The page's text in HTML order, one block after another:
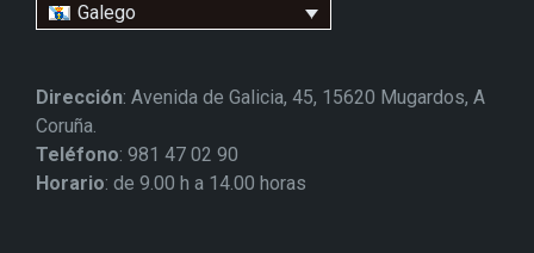
Galego
Dirección: Avenida de Galicia, 45, 15620 Mugardos, A
Coruña.
Teléfono: 981 47 02 90
Horario: de 9.00 h a 14.00 horas